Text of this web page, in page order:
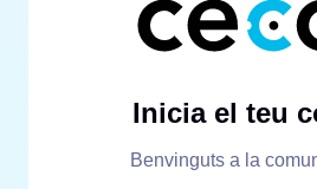
Inicia el teu
Benvinguts a la